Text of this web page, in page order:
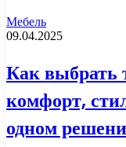
Мебель
09.04.2025
Как выбрать
комфорт,
одном